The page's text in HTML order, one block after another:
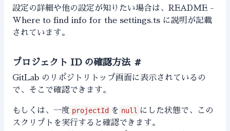
設定の詳細や他の設定が知りたい場合は、 README -
Where to find info for the settings.ts に説明が記載
されています。
プロジェクト ID の確認方法 #
GitLab のリポジトリトップ画面に表示されているの
で、そこで確認できます。
もしくは、一度 projectId を null にした状態で、この
スクリプトを実行すると確認できます。